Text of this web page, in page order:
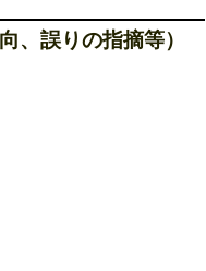
、誤りの指摘等）